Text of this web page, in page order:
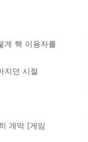
게 핵 이용자를
지던 시절
개막 [게임